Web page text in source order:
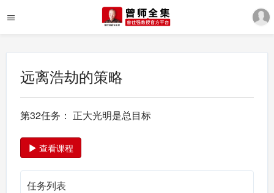
远离浩劫的策略
第32任务： 正大光明是总目标
查看课程
任务列表